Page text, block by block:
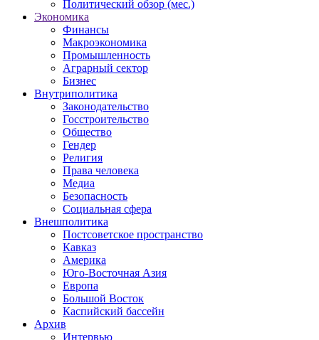
Политический обзор (мес.)
Экономика
Финансы
Макроэкономика
Промышленность
Аграрный сектор
Бизнес
Внутриполитика
Законодательство
Госстроительство
Общество
Гендер
Религия
Права человека
Медиа
Безопасность
Социальная сфера
Внешполитика
Постсоветское пространство
Кавказ
Америка
Юго-Восточная Азия
Европа
Большой Восток
Каспийский бассейн
Архив
Интервью